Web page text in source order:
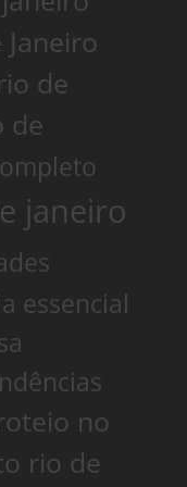
de
de
janeiro
essencial
no
rio de